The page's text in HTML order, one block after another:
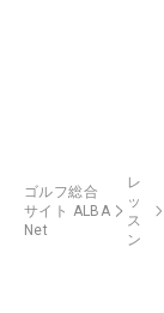
ゴルフ総合
サイト ALBA
Net
レ
ッ
ス
ン